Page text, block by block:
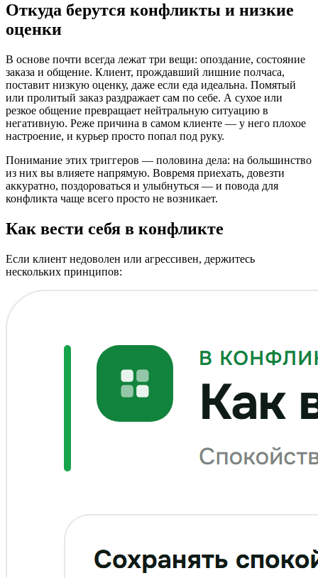
Откуда берутся конфликты и низкие
оценки
В основе почти всегда лежат три вещи: опоздание, состояние
заказа и общение. Клиент, прождавший лишние полчаса,
поставит низкую оценку, даже если еда идеальна. Помятый
или пролитый заказ раздражает сам по себе. А сухое или
резкое общение превращает нейтральную ситуацию в
негативную. Реже причина в самом клиенте — у него плохое
настроение, и курьер просто попал под руку.
Понимание этих триггеров — половина дела: на большинство
из них вы влияете напрямую. Вовремя приехать, довезти
аккуратно, поздороваться и улыбнуться — и повода для
конфликта чаще всего просто не возникает.
Как вести себя в конфликте
Если клиент недоволен или агрессивен, держитесь
нескольких принципов: